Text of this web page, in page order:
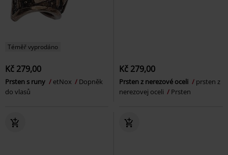
Téměř vyprodáno
Kč 279,00
Prsten s runy etNox
Dopněk
do vlasů
Kč 279,00
Prsten z nerezové oceli
prsten z
nerezovej oceli
Prsten